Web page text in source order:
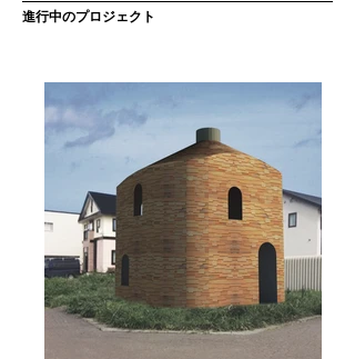
進行中のプロジェクト